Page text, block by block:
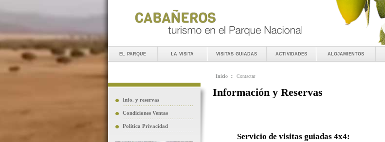
el parque la visita visitas guiadas actividades alojamientos
Info. y reservas
Condiciones Ventas
Política Privacidad
Inicio :: Contactar
Información y Reservas
Servicio de visitas guiadas 4x4: